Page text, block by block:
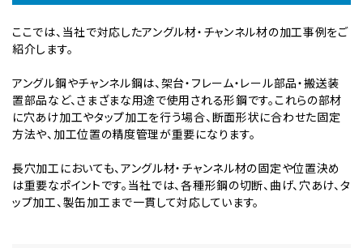
ここでは、当社で対応したアングル材・チャンネル材の加工事例をご
紹介します。
アングル鋼やチャンネル鋼は、架台・フレーム・レール部品・搬送装
置部品など、さまざまな用途で使用される形鋼です。これらの部材
に穴あけ加工やタップ加工を行う場合、断面形状に合わせた固定
方法や、加工位置の精度管理が重要になります。
長穴加工においても、アングル材・チャンネル材の固定や位置決め
は重要なポイントです。当社では、各種形鋼の切断、曲げ、穴あけ、タ
ップ加工、製缶加工まで一貫して対応しています。